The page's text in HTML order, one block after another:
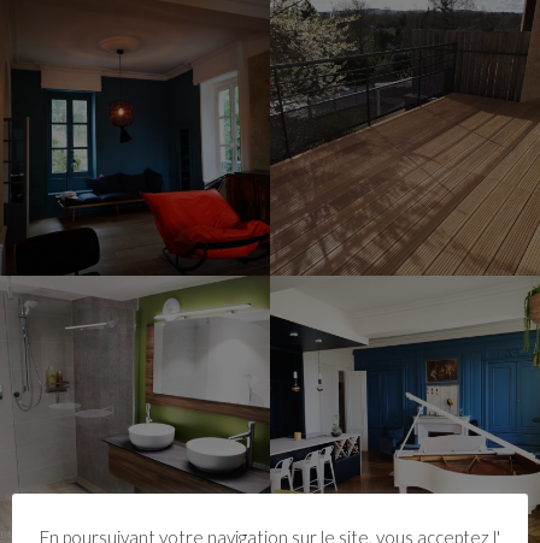
En poursuivant votre navigation sur le site, vous acceptez l'